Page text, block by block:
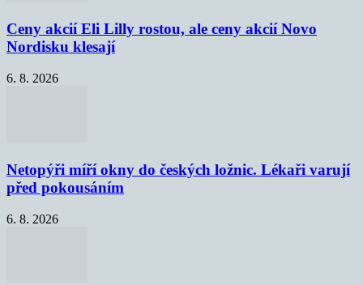
Ceny akcií Eli Lilly rostou, ale ceny akcií Novo
Nordisku klesají
6. 8. 2026
Netopýři míří okny do českých ložnic. Lékaři varují
před pokousáním
6. 8. 2026